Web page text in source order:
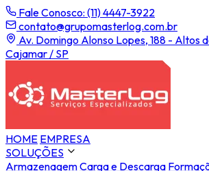
Fale Conosco: (11) 4447-3922
contato@grupomasterlog.com.br
Av. Domingo Alonso Lopes, 188 - Altos
Cajamar / SP
HOME EMPRESA
SOLUÇÕES
ArmazenagemCarga e Descarga